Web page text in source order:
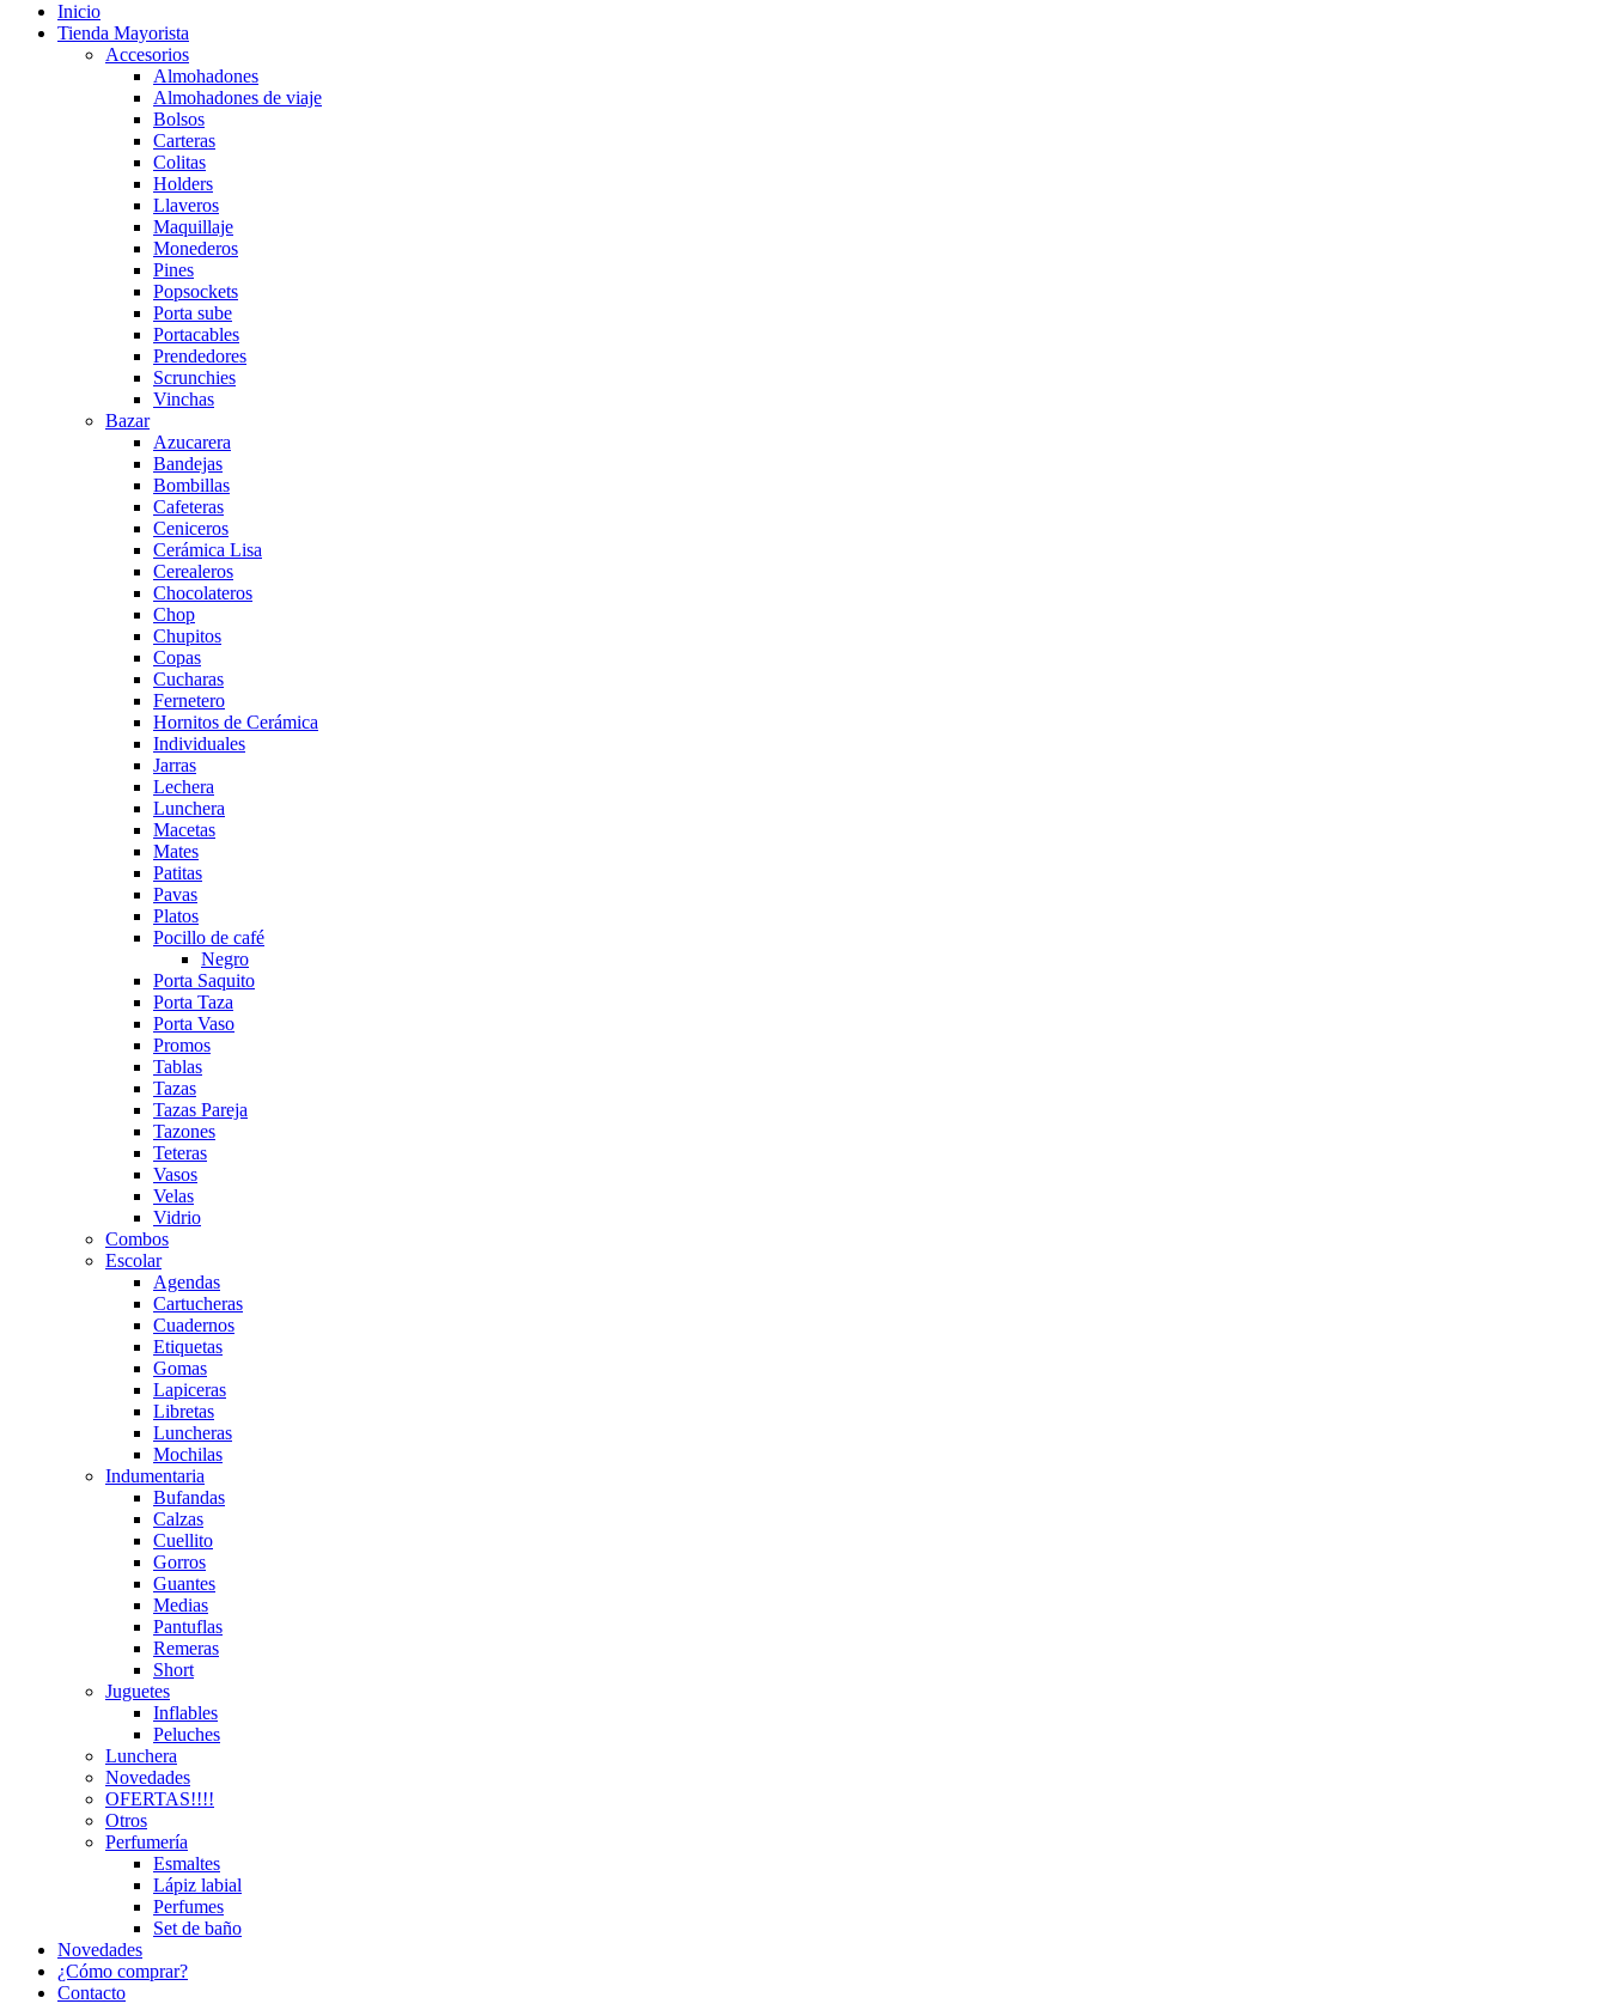
Inicio
Tienda Mayorista
Accesorios
Almohadones
Almohadones de viaje
Bolsos
Carteras
Colitas
Holders
Llaveros
Maquillaje
Monederos
Pines
Popsockets
Porta sube
Portacables
Prendedores
Scrunchies
Vinchas
Bazar
Azucarera
Bandejas
Bombillas
Cafeteras
Ceniceros
Cerámica Lisa
Cerealeros
Chocolateros
Chop
Chupitos
Copas
Cucharas
Fernetero
Hornitos de Cerámica
Individuales
Jarras
Lechera
Lunchera
Macetas
Mates
Patitas
Pavas
Platos
Pocillo de café
Negro
Porta Saquito
Porta Taza
Porta Vaso
Promos
Tablas
Tazas
Tazas Pareja
Tazones
Teteras
Vasos
Velas
Vidrio
Combos
Escolar
Agendas
Cartucheras
Cuadernos
Etiquetas
Gomas
Lapiceras
Libretas
Luncheras
Mochilas
Indumentaria
Bufandas
Calzas
Cuellito
Gorros
Guantes
Medias
Pantuflas
Remeras
Short
Juguetes
Inflables
Peluches
Lunchera
Novedades
OFERTAS!!!!
Otros
Perfumería
Esmaltes
Lápiz labial
Perfumes
Set de baño
Novedades
¿Cómo comprar?
Contacto